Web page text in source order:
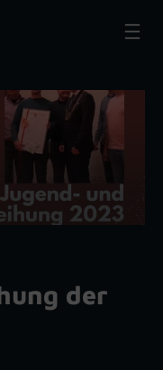
der